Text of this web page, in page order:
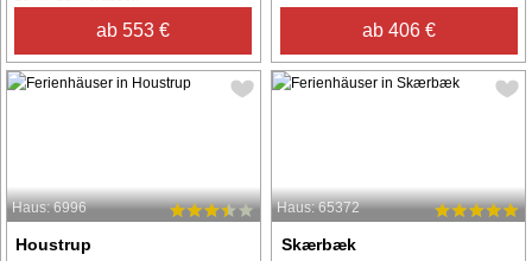
ab 553 € ab 406 €
Haus: 6996
Houstrup
Haus: 65372
Skærbæk